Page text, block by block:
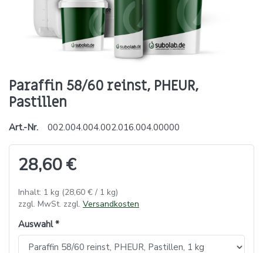
Paraffin 58/60 reinst, PHEUR,
Pastillen
Art.-Nr. 002.004.004.002.016.004.00000
28,60 €
Inhalt: 1 kg (28,60 € / 1 kg)
zzgl. MwSt. zzgl. Versandkosten
Auswahl